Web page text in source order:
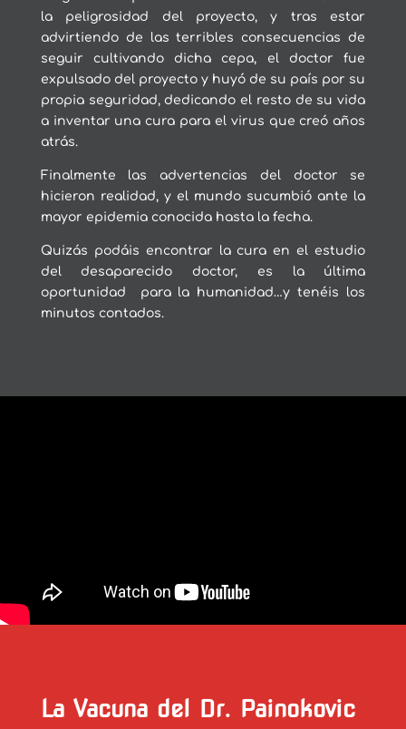
la peligrosidad del proyecto, y tras estar
advirtiendo de las terribles consecuencias de
seguir cultivando dicha cepa, el doctor fue
expulsado del proyecto y huyó de su país por su
propia seguridad, dedicando el resto de su vida
a inventar una cura para el virus que creó años
atrás.
Finalmente las advertencias del doctor se
hicieron realidad, y el mundo sucumbió ante la
mayor epidemia conocida hasta la fecha.
Quizás podáis encontrar la cura en el estudio
del desaparecido doctor, es la última
oportunidad para la humanidad…y tenéis los
minutos contados.
La Vacuna del Dr. Painokovic